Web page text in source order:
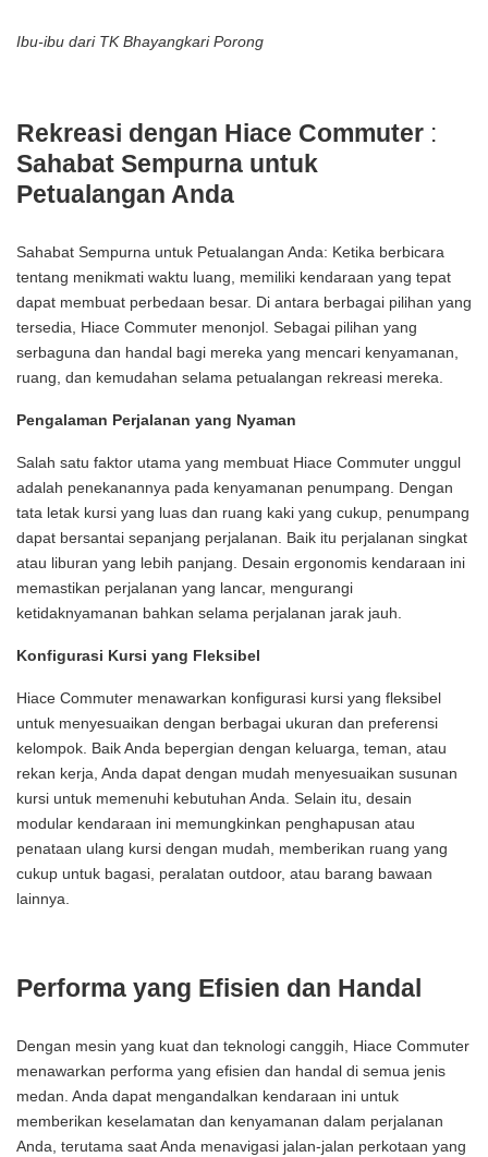
Ibu-ibu dari TK Bhayangkari Porong
Rekreasi dengan Hiace Commuter :
Sahabat Sempurna untuk
Petualangan Anda
Sahabat Sempurna untuk Petualangan Anda: Ketika berbicara
tentang menikmati waktu luang, memiliki kendaraan yang tepat
dapat membuat perbedaan besar. Di antara berbagai pilihan yang
tersedia, Hiace Commuter menonjol. Sebagai pilihan yang
serbaguna dan handal bagi mereka yang mencari kenyamanan,
ruang, dan kemudahan selama petualangan rekreasi mereka.
Pengalaman Perjalanan yang Nyaman
Salah satu faktor utama yang membuat Hiace Commuter unggul
adalah penekanannya pada kenyamanan penumpang. Dengan
tata letak kursi yang luas dan ruang kaki yang cukup, penumpang
dapat bersantai sepanjang perjalanan. Baik itu perjalanan singkat
atau liburan yang lebih panjang. Desain ergonomis kendaraan ini
memastikan perjalanan yang lancar, mengurangi
ketidaknyamanan bahkan selama perjalanan jarak jauh.
Konfigurasi Kursi yang Fleksibel
Hiace Commuter menawarkan konfigurasi kursi yang fleksibel
untuk menyesuaikan dengan berbagai ukuran dan preferensi
kelompok. Baik Anda bepergian dengan keluarga, teman, atau
rekan kerja, Anda dapat dengan mudah menyesuaikan susunan
kursi untuk memenuhi kebutuhan Anda. Selain itu, desain
modular kendaraan ini memungkinkan penghapusan atau
penataan ulang kursi dengan mudah, memberikan ruang yang
cukup untuk bagasi, peralatan outdoor, atau barang bawaan
lainnya.
Performa yang Efisien dan Handal
Dengan mesin yang kuat dan teknologi canggih, Hiace Commuter
menawarkan performa yang efisien dan handal di semua jenis
medan. Anda dapat mengandalkan kendaraan ini untuk
memberikan keselamatan dan kenyamanan dalam perjalanan
Anda, terutama saat Anda menavigasi jalan-jalan perkotaan yang